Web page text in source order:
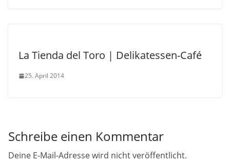
La Tienda del Toro | Delikatessen-Café
25. April 2014
Schreibe einen Kommentar
Deine E-Mail-Adresse wird nicht veröffentlicht.